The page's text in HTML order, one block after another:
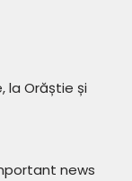
la Orăștie și
news